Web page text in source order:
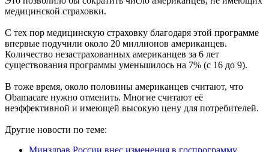
медицинской страховки.
С тех пор медицинскую страховку благодаря этой программе
впервые подучили около 20 миллионов американцев.
Количество незастрахованных американцев за 6 лет
существования программы уменьшилось на 7% (с 16 до 9).
В тоже время, около половины американцев считают, что
Obamacare нужно отменить. Многие считают её
неэффективной и имеющей высокую цену для потребителей.
Другие новости по теме:
Минздрав России внес изменения в госпрограмму